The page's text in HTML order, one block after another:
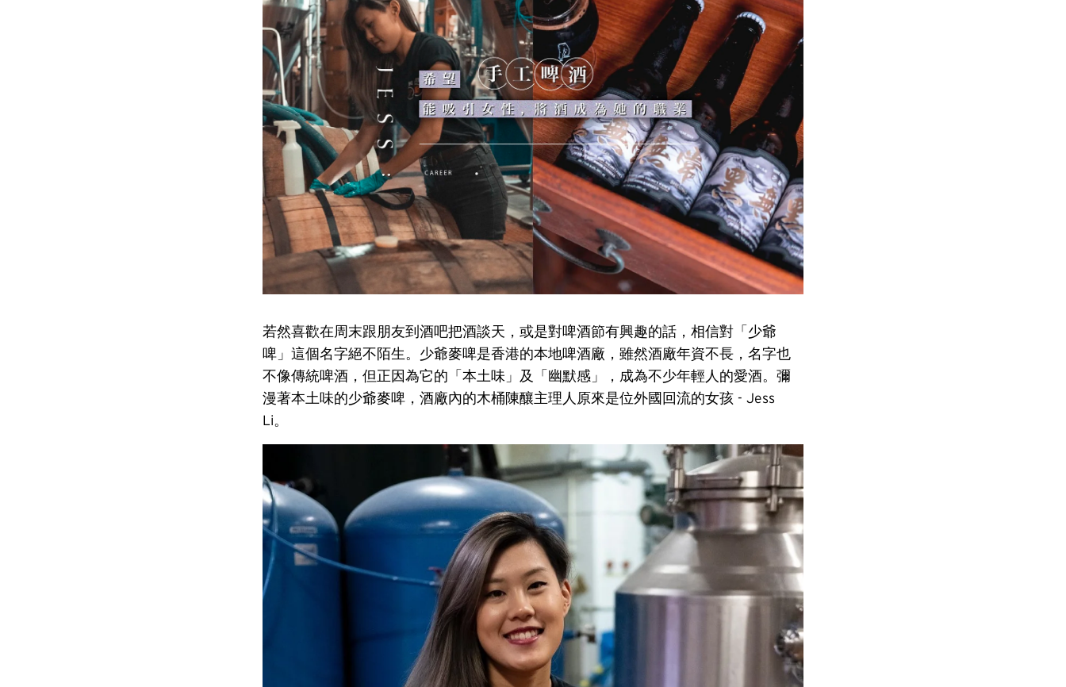
若然喜歡在周末跟朋友到酒吧把酒談天，或是對啤酒節有興趣的話，相信對「少爺
啤」這個名字絕不陌生。少爺麥啤是香港的本地啤酒廠，雖然酒廠年資不長，名字也
不像傳統啤酒，但正因為它的「本土味」及「幽默感」，成為不少年輕人的愛酒。彌
漫著本土味的少爺麥啤，酒廠內的木桶陳釀主理人原來是位外國回流的女孩 - Jess
Li。